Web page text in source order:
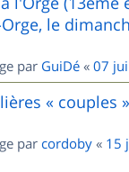
le
par GuiDé « 07
« couples
par cordoby « 15